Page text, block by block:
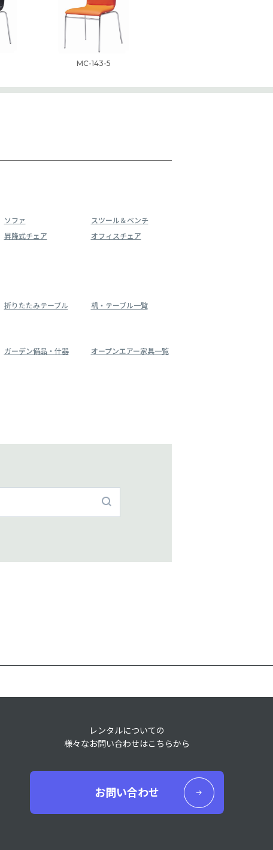
MC-143-5
ソファ
スツール＆ベンチ
昇降式チェア
オフィスチェア
折りたたみテーブル 机・テーブル一覧
ガーデン備品・什器 オープンエアー家具一覧
レンタルについての
様々なお問い合わせはこちらから
お問い合わせ